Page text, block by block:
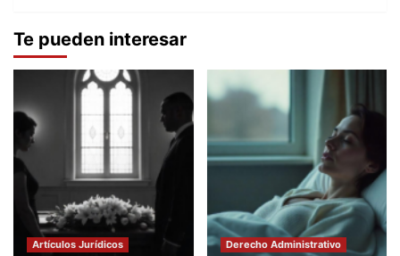
Te pueden interesar
Artículos Jurídicos Derecho Administrativo